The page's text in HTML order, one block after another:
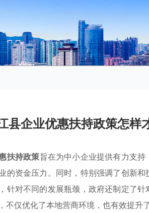
县企业优惠扶持政策怎样
扶持政策旨在为中小企业提供有力支
的资金压力。同时，特别强调了创新
针对不同的发展瓶颈，政府还制定了
不仅优化了本地营商环境，也有效提升